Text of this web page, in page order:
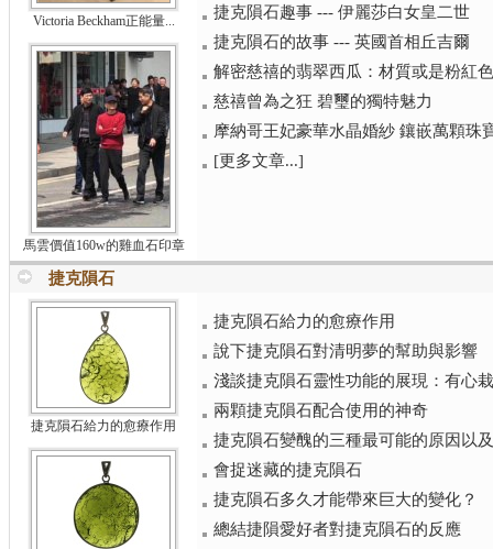
Victoria Beckham正能量...
馬雲價值160w的雞血石印章
捷克隕石趣事 --- 伊麗莎白女皇二世
捷克隕石的故事 --- 英國首相丘吉爾
解密慈禧的翡翠西瓜：材質或是粉紅
慈禧曾為之狂 碧璽的獨特魅力
摩納哥王妃豪華水晶婚紗 鑲嵌萬顆珠
[更多文章...]
捷克隕石
捷克隕石給力的愈療作用
捷克隕石給力的愈療作用
說下捷克隕石對清明夢的幫助與影響
淺談捷克隕石靈性功能的展現：有心
兩顆捷克隕石配合使用的神奇
捷克隕石變醜的三種最可能的原因以
會捉迷藏的捷克隕石
捷克隕石多久才能帶來巨大的變化？
總結捷隕愛好者對捷克隕石的反應